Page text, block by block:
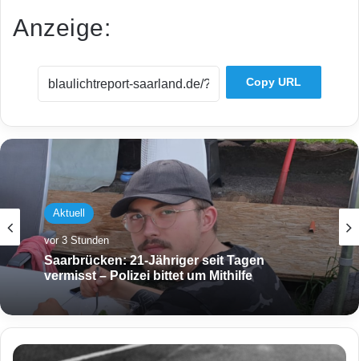
Anzeige:
Copy URL
Aktuell
vor 3 Stunden
Saarbrücken: 21-Jähriger seit Tagen
vermisst – Polizei bittet um Mithilfe
U